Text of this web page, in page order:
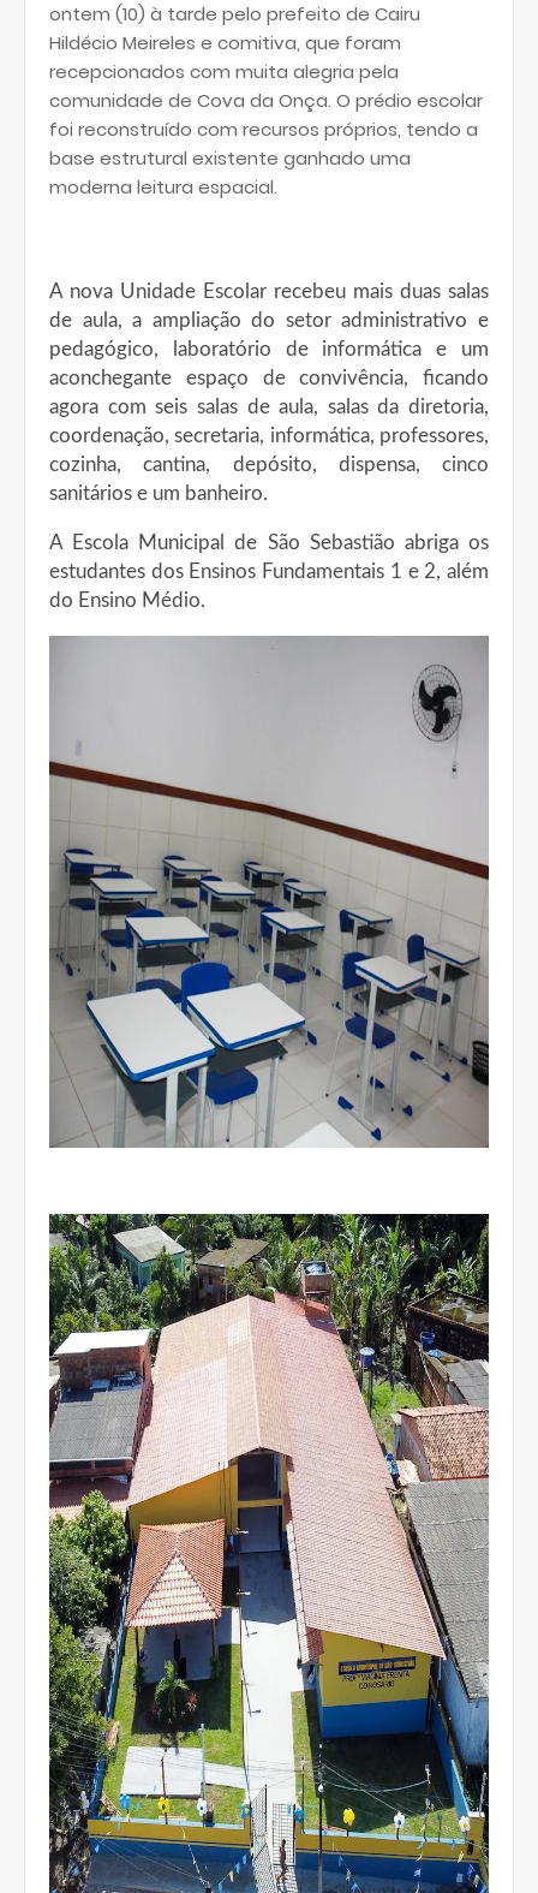
ontem (10) à tarde pelo prefeito de Cairu
Hildécio Meireles e comitiva, que foram
recepcionados com muita alegria pela
comunidade de Cova da Onça. O prédio escolar
foi reconstruído com recursos próprios, tendo a
base estrutural existente ganhado uma
moderna leitura espacial.
A nova Unidade Escolar recebeu mais duas salas
de aula, a ampliação do setor administrativo e
pedagógico, laboratório de informática e um
aconchegante espaço de convivência, ficando
agora com seis salas de aula, salas da diretoria,
coordenação, secretaria, informática, professores,
cozinha, cantina, depósito, dispensa, cinco
sanitários e um banheiro.
A Escola Municipal de São Sebastião abriga os
estudantes dos Ensinos Fundamentais 1 e 2, além
do Ensino Médio.